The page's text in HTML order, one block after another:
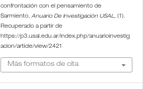
confrontación con el pensamiento de
Sarmiento.Anuario De Investigación USAL, (1).
Recuperado a partir de
https://p3.usal.edu.ar/index.php/anuarioinvestig
acion/article/view/2421
Más formatos de cita